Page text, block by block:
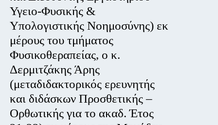
Υγειο-Φυσικής &
Υπολογιστικής Νοημοσύνης) εκ
μέρους του τμήματος
Φυσικοθεραπείας, ο κ.
Δερμιτζάκης Άρης
(μεταδιδακτορικός ερευνητής
και διδάσκων Προσθετικής –
Ορθωτικής για το ακαδ. Έτος